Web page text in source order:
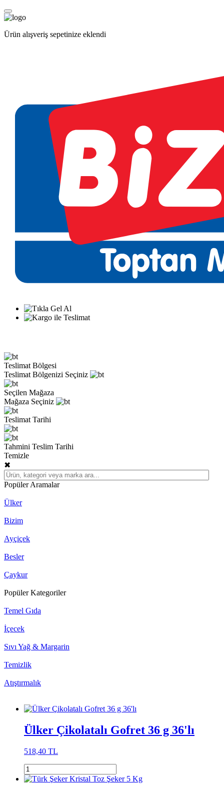
Ürün alışveriş sepetinize eklendi
Teslimat Bölgesi
Teslimat Bölgenizi Seçiniz
Seçilen Mağaza
Mağaza Seçiniz
Teslimat Tarihi
Tahmini Teslim Tarihi
Temizle
✖
Popüler Aramalar
Ülker
Bizim
Ayçiçek
Besler
Çaykur
Popüler Kategoriler
Temel Gıda
İçecek
Sıvı Yağ & Margarin
Temizlik
Atıştırmalık
Ülker Çikolatalı Gofret 36 g 36'lı
518,40 TL